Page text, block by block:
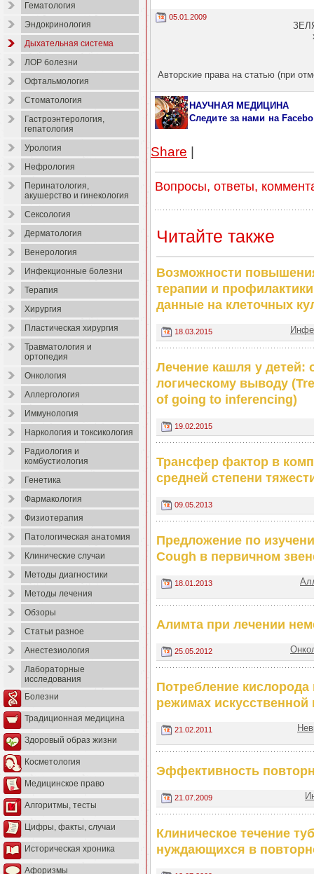
Гематология
Эндокринология
Дыхательная система
ЛОР болезни
Офтальмология
Стоматология
Гастроэнтерология,
гепатология
Урология
Нефрология
Перинатология,
акушерство и гинекология
Сексология
Дерматология
Венерология
Инфекционные болезни
Терапия
Хирургия
Пластическая хирургия
Травматология и
ортопедия
Онкология
Аллергология
Иммунология
Наркология и токсикология
Радиология и
комбустиология
Генетика
Фармакология
Физиотерапия
Патологическая анатомия
Клинические случаи
Методы диагностики
Методы лечения
Обзоры
Статьи разное
Анестезиология
Лабораторные
исследования
Болезни
Традиционная медицина
Здоровый образ жизни
Косметология
Медицинское право
Алгоритмы, тесты
Цифры, факты, случаи
Историческая хроника
Афоризмы
05.01.2009
Авторские права на статью (при
НАУЧНАЯ МЕДИЦИНА
Следите за нами на
Share |
Вопросы, ответы,
Читайте также
Возможности
терапии и
данные на клеточных
18.03.2015
Лечение кашля у детей:
логическому выводу
of going to inferencing)
19.02.2015
Трансфер фактор в
средней степени
09.05.2013
Предложение по
Cough в первичном
18.01.2013
Алимта при лечении
25.05.2012
Потребление
режимах искусственной
21.02.2011
Эффективность
21.07.2009
Клиническое течение
нуждающихся в